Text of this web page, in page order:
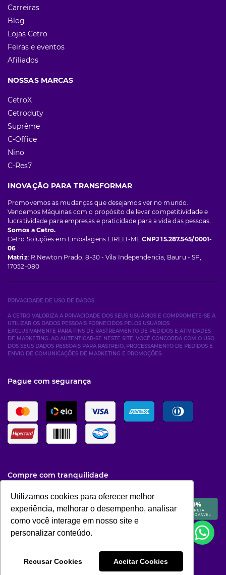
Utilizamos cookies para oferecer melhor
experiência, melhorar o desempenho, analisar
como você interage em nosso site e
personalizar conteúdo.
Recusar Cookies Aceitar Cookies
Utilizamos cookies para oferecer melhor
experiência, melhorar o desempenho, analisar
como você interage em nosso site e
personalizar conteúdo.
Recusar Cookies Aceitar Cookies
Carreiras
Blog
Lojas Cetro
Feiras e eventos
Afiliados
NOSSAS MARCAS
CetroX
Cetroduty
Suprême
C-Office
Nino
C-Res7
INOVAÇÃO PARA TRANSFORMAR
Promovemos as mudanças que desejamos ver no mundo.
Vendemos Máquinas com o propósito de levar competitividade e
lucratividade para empresas e praticidade para a vida das pessoas.
Somos a Cetro.
Cetro Soluções em Embalagens EIRELI-ME CNPJ 15.287.545/0001-
06
Matriz: R.Newton Prado, 8-30 - Vila Independencia, Bauru - SP,
17052-080
PRIVACIDADE DE USO DE DADOS
A CETRO VALORIZA A PRIVACIDADE DOS SEUS USUÁRIOS E COMPROMETE-SE A
UTILIZAR OS DADOS PESSOAIS FORNECIDOS PELOS USUÁRIOS
EXCLUSIVAMENTE PARA FINS DE RASTREAMENTO DE PEDIDOS E ATIVIDADES
DE MARKETING. AO AUTENTICAR-SE NESTE SITE, VOCÊ CONCORDA COM O USO
DOS SEUS DADOS PESSOAIS PARA RASTREIO, PROCESSAMENTO DE PEDIDOS E
ENVIO DE COMUNICAÇÕES DE MARKETING E PROMOÇÕES.
Pague com segurança
Compre com tranquilidade